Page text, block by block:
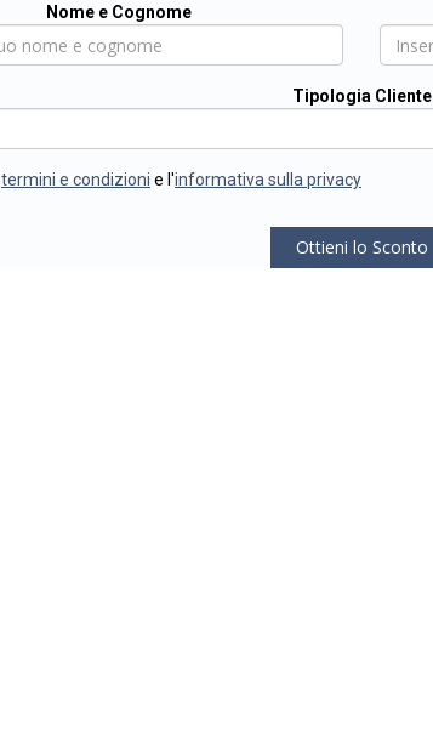
Nome e Cognome
Tipologia Cliente
termini e condizioni e l'informativa sulla privacy
Ottieni lo Sconto